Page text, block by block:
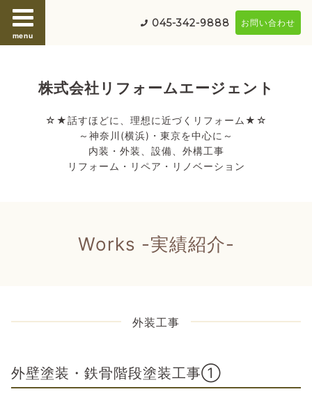
menu
045-342-9888 お問い合わせ
株式会社リフォームエージェント
☆★話すほどに、理想に近づくリフォーム★☆
～神奈川(横浜)・東京を中心に～
内装・外装、設備、外構工事
リフォーム・リペア・リノベーション
Works -実績紹介-
外装工事
外壁塗装・鉄骨階段塗装工事①